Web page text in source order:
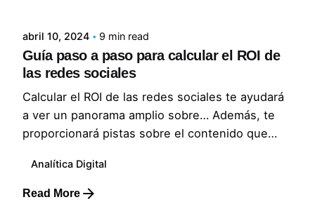
abril 10, 2024 9 min read
Guía paso a paso para calcular el ROI de
las redes sociales
Calcular el ROI de las redes sociales te ayudará
a ver un panorama amplio sobre… Además, te
proporcionará pistas sobre el contenido que…
Analítica Digital
Read More